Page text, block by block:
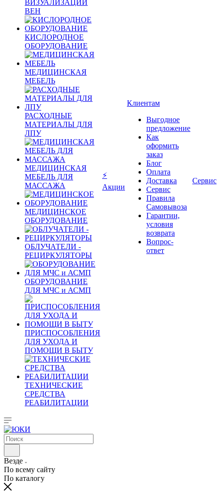
ВИЗУАЛИЗАЦИИ
ВЕН
КИСЛОРОДНОЕ
ОБОРУДОВАНИЕ
МЕДИЦИНСКАЯ
МЕБЕЛЬ
РАСХОДНЫЕ
МАТЕРИАЛЫ ДЛЯ
ЛПУ
МЕДИЦИНСКАЯ
МЕБЕЛЬ ДЛЯ
МАССАЖА
МЕДИЦИНСКОЕ
ОБОРУДОВАНИЕ
ОБЛУЧАТЕЛИ -
РЕЦИРКУЛЯТОРЫ
ОБОРУДОВАНИЕ
ДЛЯ МЧС и АСМП
ПРИСПОСОБЛЕНИЯ
ДЛЯ УХОДА И
ПОМОЩИ В БЫТУ
ТЕХНИЧЕСКИЕ
СРЕДСТВА
РЕАБИЛИТАЦИИ
⚡
Акции
Клиентам
Выгодное
предложение
Как
оформить
заказ
Блог
Оплата
Доставка
Сервис
Правила
Самовывоза
Гарантии,
условия
возврата
Вопрос-
ответ
Сервис
Везде
По всему сайту
По каталогу